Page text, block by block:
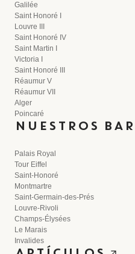
Galilée
Saint Honoré I
Louvre III
Saint Honoré IV
Saint Martin I
Victoria I
Saint Honoré III
Réaumur V
Réaumur VII
Alger
Poincaré
NUESTROS
Palais Royal
Tour Eiffel
Saint-Honoré
Montmartre
Saint-Germain-des-Prés
Louvre-Rivoli
Champs-Élysées
Le Marais
Invalides